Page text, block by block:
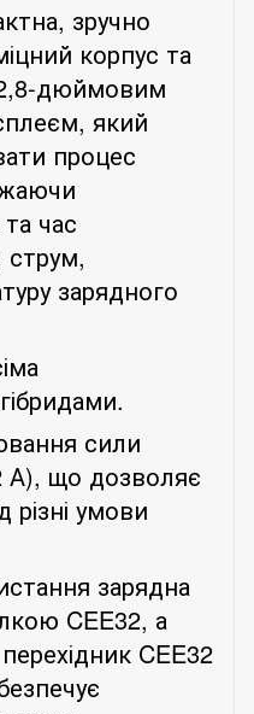
зручно
корпус та
дюймовим
який
процес
час
струм,
зарядного
сили
А), що дозволяє
різні умови
зарядна
CEE32, а
CEE32